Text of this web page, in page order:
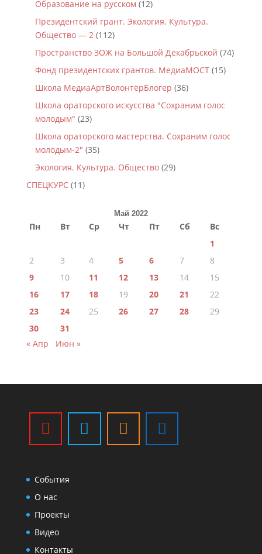
Образование на русском (12)
Президентский грант. Экология. Культура.
Общество — 2(112)
Пространство ЗОЖ на Большой Декабрьской (74)
Фонд президентских грантов. МедиаМОСТ(15)
Школа МедиаАртВолонтёрБлогер (36)
Школа ораторского искусства "Сохраним голос
молодым" (23)
Школа ораторского мастерства. Сохраним голос
молодым-2" (35)
Экология. Культура. Общество(29)
СПЕЦКУРС(11)
Май 2022
Пн Вт Ср Чт Пт Сб
Вс
1
2
3 4 5 6 7
8
9
10 11 12 13 14
15
16
17 18 19 20 21
22
23
24 25 26 27 28
29
30
31
« Апр
Июн »
События
О нас
Проекты
Видео
Контакты